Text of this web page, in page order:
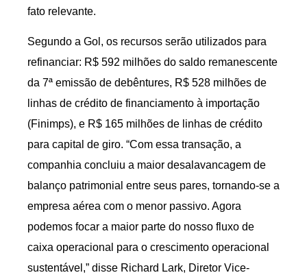
fato relevante.
Segundo a Gol, os recursos serão utilizados para
refinanciar: R$ 592 milhões do saldo remanescente
da 7ª emissão de debêntures, R$ 528 milhões de
linhas de crédito de financiamento à importação
(Finimps), e R$ 165 milhões de linhas de crédito
para capital de giro. “Com essa transação, a
companhia concluiu a maior desalavancagem de
balanço patrimonial entre seus pares, tornando-se a
empresa aérea com o menor passivo. Agora
podemos focar a maior parte do nosso fluxo de
caixa operacional para o crescimento operacional
sustentável,” disse Richard Lark, Diretor Vice-